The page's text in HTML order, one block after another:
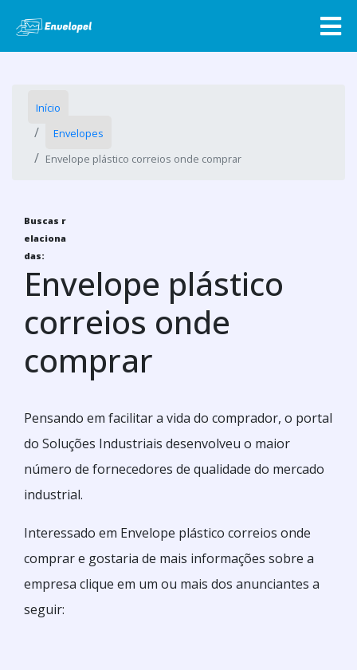
Início
Envelopes
Envelope plástico correios onde comprar
Buscas r
elaciona
das:
Envelope plástico
correios onde
comprar
Pensando em facilitar a vida do comprador, o portal
do Soluções Industriais desenvolveu o maior
número de fornecedores de qualidade do mercado
industrial.
Interessado em Envelope plástico correios onde
comprar e gostaria de mais informações sobre a
empresa clique em um ou mais dos anunciantes a
seguir: